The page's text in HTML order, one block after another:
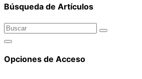
Búsqueda de Artículos
Opciones de Acceso